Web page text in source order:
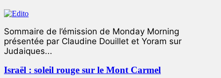
Sommaire de l’émission de Monday Morning
présentée par Claudine Douillet et Yoram sur
Judaiques...
Israël : soleil rouge sur le Mont Carmel